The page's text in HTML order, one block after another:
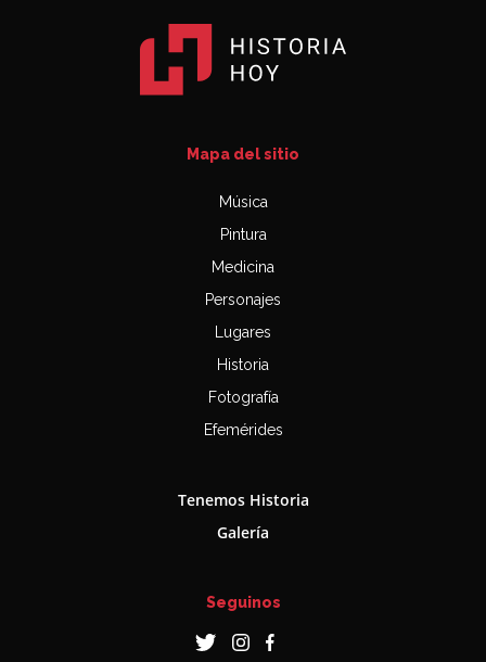
Mapa del sitio
Música
Pintura
Medicina
Personajes
Lugares
Historia
Fotografía
Efemérides
Tenemos Historia
Galería
Seguinos